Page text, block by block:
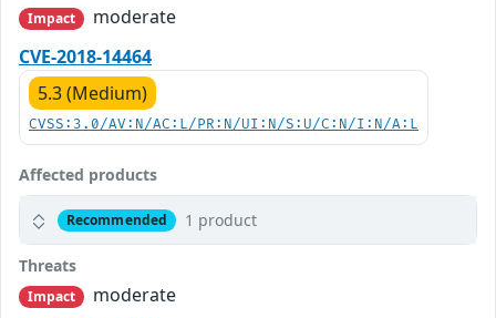
Impact
moderate
CVE-2018-14464
5.3 (Medium)
CVSS:3.0/AV:N/AC:L/PR:N/UI:N/S:U/C:N/I:N/A:L
Affected products
Recommended 1 product
Threats
Impact
moderate